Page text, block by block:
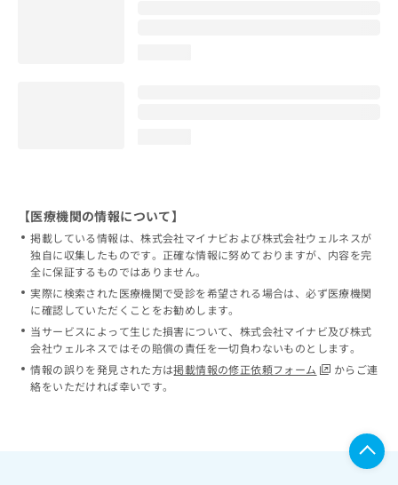
【医療機関の情報について】
掲載している情報は、株式会社マイナビおよび株式会社ウェルネスが
独自に収集したものです。正確な情報に努めておりますが、内容を完
全に保証するものではありません。
実際に検索された医療機関で受診を希望される場合は、必ず医療機関
に確認していただくことをお勧めします。
当サービスによって生じた損害について、株式会社マイナビ及び株式
会社ウェルネスではその賠償の責任を一切負わないものとします。
情報の誤りを発見された方は掲載情報の修正依頼フォーム
からご連
絡をいただければ幸いです。